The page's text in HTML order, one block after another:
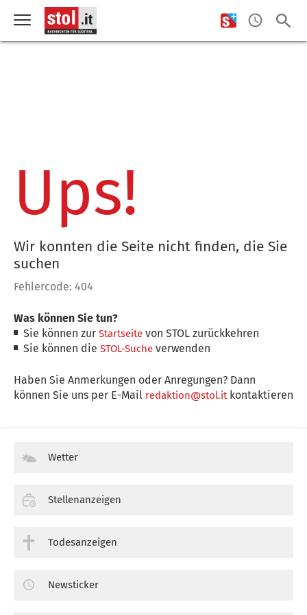
Ups!
Wir konnten die Seite nicht finden, die Sie
suchen
Fehlercode: 404
Was können Sie tun?
Sie können zurStartseite von STOL zurückkehren
Sie können dieSTOL-Suche verwenden
Haben Sie Anmerkungen oder Anregungen? Dann
können Sie uns per E-Mail redaktion@stol.itkontaktieren
Wetter
Stellenanzeigen
Todesanzeigen
Newsticker